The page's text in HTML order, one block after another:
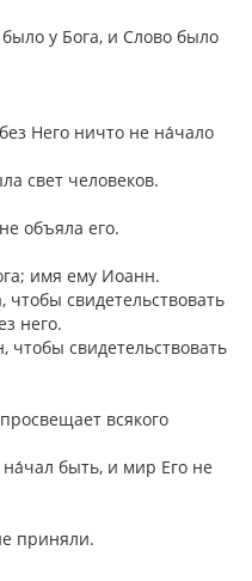
у Бога, и Слово было
Него ничто не на́чало
свет человеков.
объяла его.
имя ему Иоанн.
свидетельствовать
него.
свидетельствовать
всякого
быть, и мир Его не
приняли.